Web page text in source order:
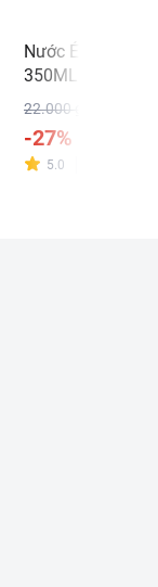
Nước Ép Cam
350ML
22.000 ₫
-27%
5.0